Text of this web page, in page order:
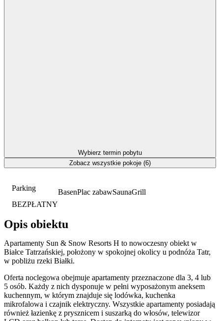
Parking
BEZPŁATNY
BasenPlac zabawSaunaGrill
Opis obiektu
Apartamenty Sun & Snow Resorts H to nowoczesny obiekt w
Białce Tatrzańskiej, położony w spokojnej okolicy u podnóża Tatr,
w pobliżu rzeki Białki.
Oferta noclegowa obejmuje apartamenty przeznaczone dla 3, 4 lub
5 osób. Każdy z nich dysponuje w pełni wyposażonym aneksem
kuchennym, w którym znajduje się lodówka, kuchenka
mikrofalowa i czajnik elektryczny. Wszystkie apartamenty posiadają
również łazienkę z prysznicem i suszarką do włosów, telewizor
Wybierz termin pobytu
Zobacz wszystkie pokoje (6)